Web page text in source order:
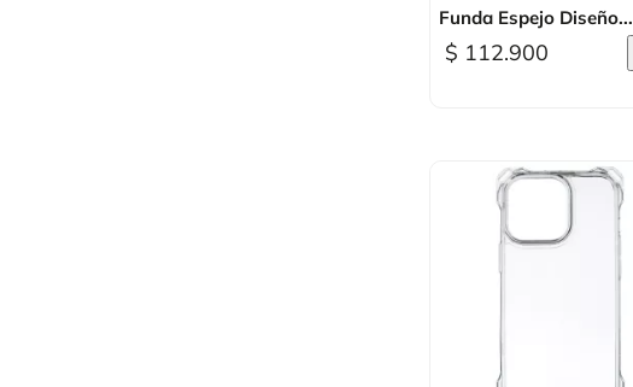
Vista rápida
Funda Espejo Diseño...
$ 112.900